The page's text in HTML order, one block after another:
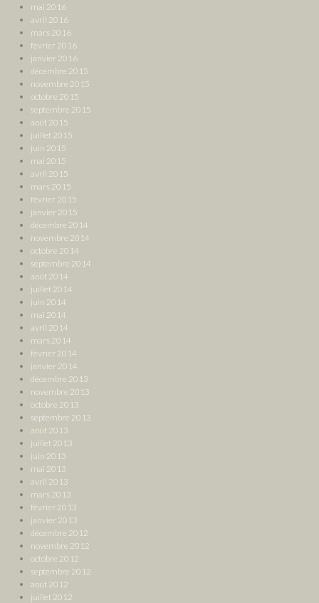
mai 2016
avril 2016
mars 2016
février 2016
janvier 2016
décembre 2015
novembre 2015
octobre 2015
septembre 2015
août 2015
juillet 2015
juin 2015
mai 2015
avril 2015
mars 2015
février 2015
janvier 2015
décembre 2014
novembre 2014
octobre 2014
septembre 2014
août 2014
juillet 2014
juin 2014
mai 2014
avril 2014
mars 2014
février 2014
janvier 2014
décembre 2013
novembre 2013
octobre 2013
septembre 2013
août 2013
juillet 2013
juin 2013
mai 2013
avril 2013
mars 2013
février 2013
janvier 2013
décembre 2012
novembre 2012
octobre 2012
septembre 2012
août 2012
juillet 2012